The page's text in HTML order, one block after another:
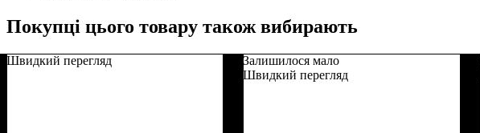
Покупці цього товару також вибирають
Швидкий перегляд
Залишилося мало
Швидкий перегляд